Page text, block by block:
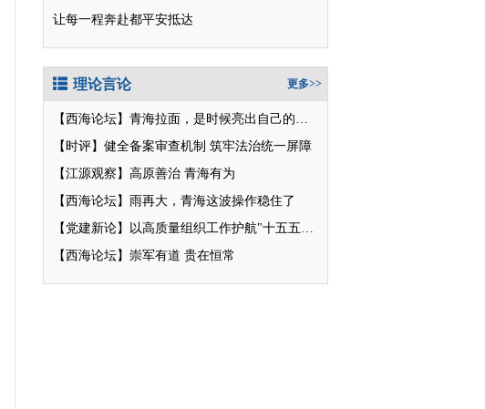
让每一程奔赴都平安抵达
理论言论 更多>>
【西海论坛】青海拉面，是时候亮出自己的招牌了
【时评】健全备案审查机制 筑牢法治统一屏障
【江源观察】高原善治 青海有为
【西海论坛】雨再大，青海这波操作稳住了
【党建新论】以高质量组织工作护航"十五五"新征程
【西海论坛】崇军有道 贵在恒常